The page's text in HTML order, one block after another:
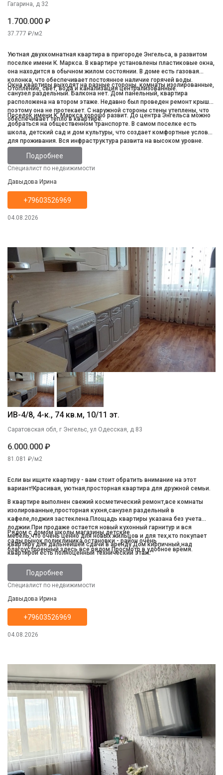
Гагарина, д 32
1.700.000 ₽
37.777 ₽/м2
Уютная двухкомнатная квартира в пригороде Энгельса, в развитом
поселке имени К. Маркса. В квартире установлены пластиковые окна,
она находится в обычном жилом состоянии. В доме есть газовая
колонка, что обеспечивает постоянное наличие горячей воды.
Отопление, свет, вода и канализация централизованные.
Окна квартиры выходят на разные стороны, комнаты изолированные,
санузел раздельный. Балкона нет. Дом панельный, квартира
расположена на втором этаже. Недавно был проведен ремонт крыши,
поэтому она не протекает. С наружной стороны стены утеплены, что
обеспечивает тепло в квартире.
Поселок имени К. Маркса хорошо развит. До центра Энгельса можно
добраться на общественном транспорте. В самом поселке есть
школа, детский сад и дом культуры, что создает комфортные условия
для проживания. Вся инфраструктура развита на высоком уровне.
Подробнее
Специалист по недвижимости
Давыдова Ирина
+79603526969
04.08.2026
ИВ-4/8, 4-к., 74 кв.м, 10/11 эт.
Саратовская обл, г Энгельс, ул Одесская, д 83
6.000.000 ₽
81.081 ₽/м2
Если вы ищите квартиру - вам стоит обратить внимание на этот
вариант!Красивая, уютная,просторная квартира для дружной семьи.
В квартире выполнен свежий косметический ремонт,все комнаты
изолированные,просторная кухня,санузел раздельный в
кафеле,лоджия застеклена.Площадь квартиры указана без учета
лоджии.При продаже остается новый кухонный гарнитур и вся
мебель,что очень ценно для новых жильцов и для тех,кто покупает
квартиру для дальнейшей сдачи в аренду.Дом кирпичный,над
квартирой есть полноценный технический этаж.
Рядом с домом школы,магазины,детские
сады,рынок,поликлиника,остановки - район очень
благоустроенный,здесь все рядом.Просмотр в удобное время.
Подробнее
Специалист по недвижимости
Давыдова Ирина
+79603526969
04.08.2026